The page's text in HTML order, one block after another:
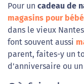
Pour un cadeau de
magasins pour
dans le vieux
font souvent aussi
parent, faites-y un
d'anniversaire ou un